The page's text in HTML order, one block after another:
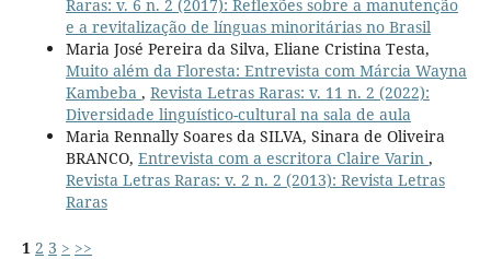
Raras: v. 6 n. 2 (2017): Reflexões sobre a manutenção
e a revitalização de línguas minoritárias no Brasil
Maria José Pereira da Silva, Eliane Cristina Testa,
Muito além da Floresta: Entrevista com Márcia Wayna
Kambeba , Revista Letras Raras: v. 11 n. 2 (2022):
Diversidade linguístico-cultural na sala de aula
Maria Rennally Soares da SILVA, Sinara de Oliveira
BRANCO, Entrevista com a escritora Claire Varin ,
Revista Letras Raras: v. 2 n. 2 (2013): Revista Letras
Raras
1 2 3 > >>